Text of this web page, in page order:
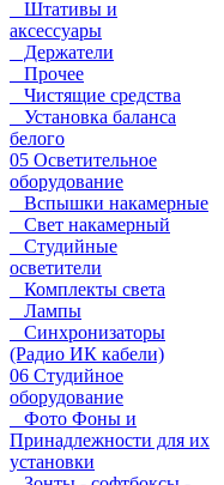
Штативы и
аксессуары
Держатели
Прочее
Чистящие средства
Установка баланса
белого
05 Осветительное
оборудование
Вспышки накамерные
Свет накамерный
Студийные
осветители
Комплекты света
Лампы
Синхронизаторы
(Радио ИК кабели)
06 Студийное
оборудование
Фото Фоны и
Принадлежности для их
установки